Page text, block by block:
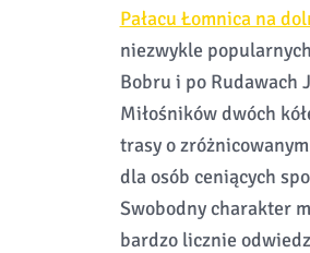
Pałacu Łomnica na
niezwykle
Bobru i po Rudawach
Miłośników dwóch
trasy o
dla osób ceniących
Swobodny charakter
bardzo licznie